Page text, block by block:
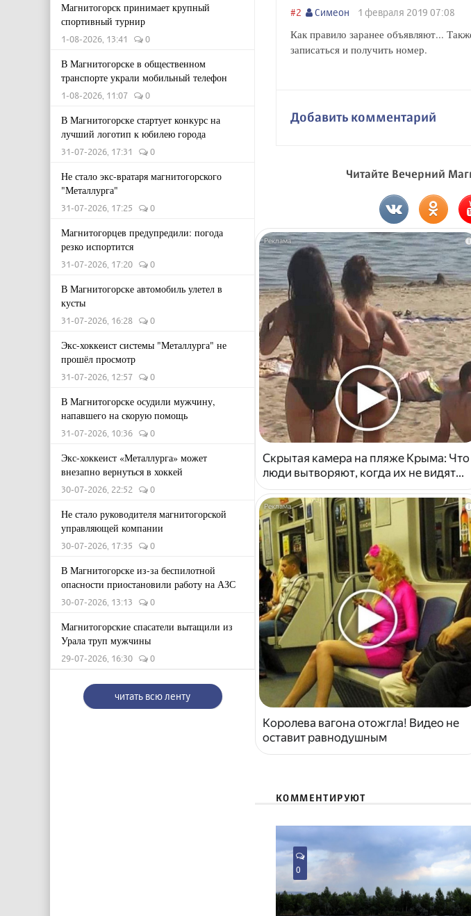
Магнитогорск принимает крупный
спортивный турнир
1-08-2026, 13:41 0
В Магнитогорске в общественном
транспорте украли мобильный телефон
1-08-2026, 11:07 0
В Магнитогорске стартует конкурс на
лучший логотип к юбилею города
31-07-2026, 17:31 0
Не стало экс-вратаря магнитогорского
"Металлурга"
31-07-2026, 17:25 0
Магнитогорцев предупредили: погода
резко испортится
31-07-2026, 17:20 0
В Магнитогорске автомобиль улетел в
кусты
31-07-2026, 16:28 0
Экс-хоккеист системы "Металлурга" не
прошёл просмотр
31-07-2026, 12:57 0
В Магнитогорске осудили мужчину,
напавшего на скорую помощь
31-07-2026, 10:36 0
Экс-хоккеист «Металлурга» может
внезапно вернуться в хоккей
30-07-2026, 22:52 0
Не стало руководителя магнитогорской
управляющей компании
30-07-2026, 17:35 0
В Магнитогорске из-за беспилотной
опасности приостановили работу на АЗС
30-07-2026, 13:13 0
Магнитогорские спасатели вытащили из
Урала труп мужчины
29-07-2026, 16:30 0
читать всю ленту
#2 Симеон 1 февраля 2019 07:08
Как правило заранее объявляют...
записаться и получить номер.
Добавить комментарий
Читайте Вечерний
i
Скрытая камера на пляже Крыма: Что
люди вытворяют, когда их не видят...
i
Королева вагона отожгла! Видео не
оставит равнодушным
КОММЕНТИРУЮТ
0